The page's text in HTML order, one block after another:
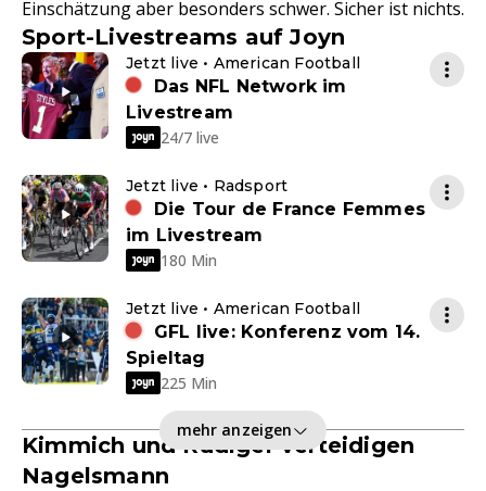
Einschätzung aber besonders schwer. Sicher ist nichts.
Sport-Livestreams auf Joyn
Jetzt live • American Football
Das NFL Network im
Livestream
24/7 live
Jetzt live • Radsport
Die Tour de France Femmes
im Livestream
180 Min
Jetzt live • American Football
GFL live: Konferenz vom 14.
Spieltag
225 Min
mehr anzeigen
Kimmich und Rüdiger verteidigen
Nagelsmann